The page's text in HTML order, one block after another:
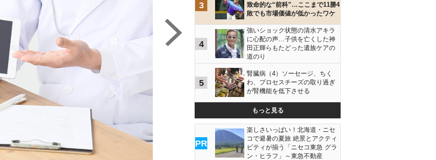
3
致命的な“前科”…ここまで11勝4
敗でも市場価値が低かったワケ
4
強いショック状態の清水アキラ
に心配の声…子供を亡くした神
田正輝らもたどった遺族ケアの
道のり
5
腎臓病（4）ソーセージ、ちく
わ、プロセスチーズの取り過ぎ
が腎機能を低下させる
もっと見る
PR
楽しさいっぱい！北海道・ニセ
コで避暑の夏旅 絶景とアクティ
ビティが揃う「ニセコ東急 グラ
ン・ヒラフ」～東急不動産